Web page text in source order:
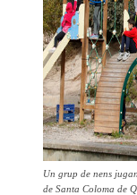
Un grup de nens
de Santa Coloma de